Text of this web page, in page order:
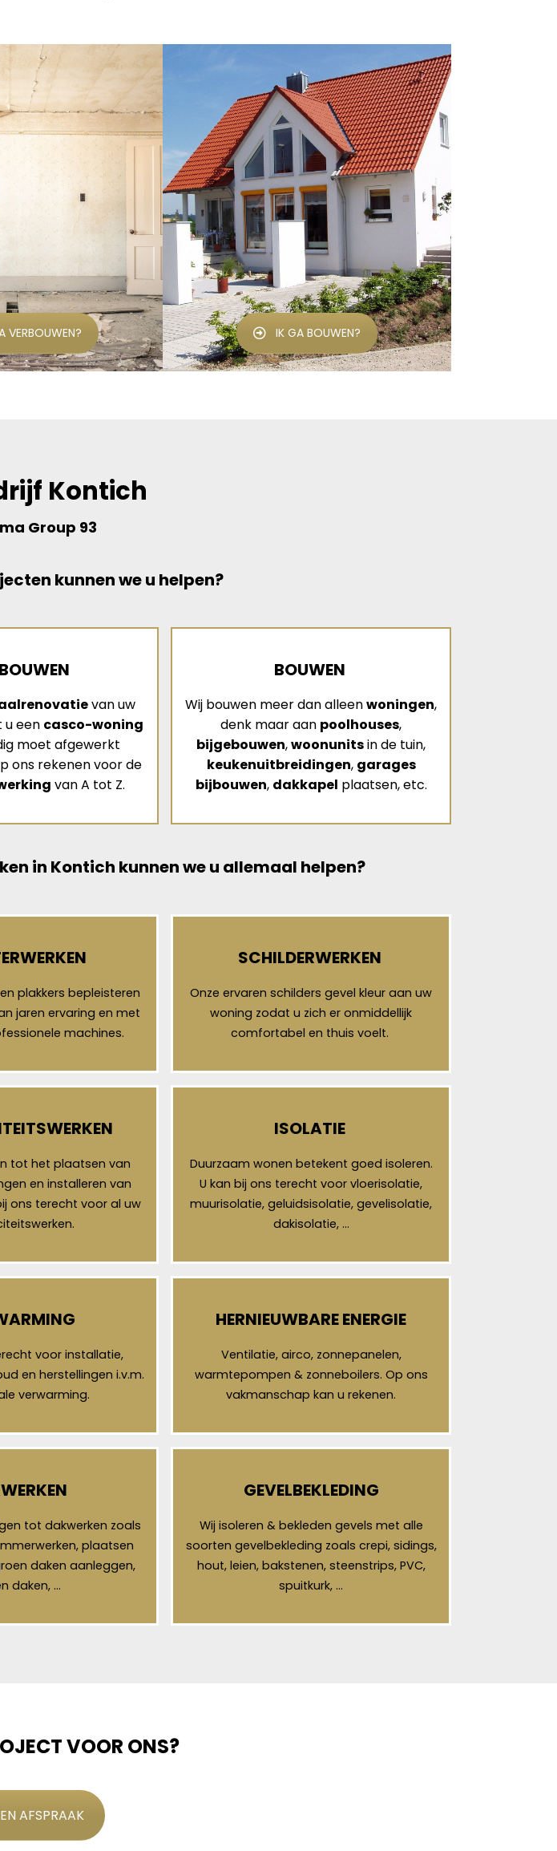
VERBOUWEN? IK GA BOUWEN?
Kontich
Group 93
kunnen we u helpen?
van uw
u een casco-woning
moet afgewerkt
ons rekenen voor de
van A tot Z.
BOUWEN
Wij bouwen meer dan alleenwoningen,
denk maar aan poolhouses,
bijgebouwen,woonunitsin de tuin,
keukenuitbreidingen, garages
bijbouwen, dakkapel plaatsen, etc.
in Kontich kunnen we u allemaal helpen?
plakkers bepleisteren
jaren ervaring en met
machines.
SCHILDERWERKEN
Onze ervaren schilders gevel kleur aan uw
woning zodat u zich er onmiddellijk
comfortabel en thuis voelt.
tot het plaatsen van
en installeren van
ons terecht voor al uw
ISOLATIE
Duurzaam wonen betekent goed isoleren.
U kan bij ons terecht voor vloerisolatie,
muurisolatie, geluidsisolatie, gevelisolatie,
dakisolatie, …
voor installatie,
en herstellingen i.v.m.
verwarming.
HERNIEUWBARE ENERGIE
Ventilatie, airco, zonnepanelen,
warmtepompen & zonneboilers. Op ons
vakmanschap kan u rekenen.
tot dakwerken zoals
plaatsen
daken aanleggen,
daken, …
GEVELBEKLEDING
Wij isoleren & bekleden gevels met alle
soorten gevelbekleding zoals crepi, sidings,
hout, leien, bakstenen, steenstrips, PVC,
spuitkurk, …
VOOR ONS?
AFSPRAAK